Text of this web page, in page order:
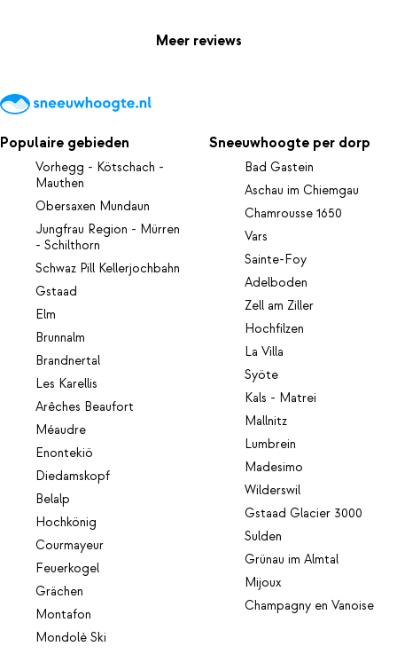
Meer reviews
Populaire gebieden
Vorhegg - Kötschach -
Mauthen
Obersaxen Mundaun
Jungfrau Region - Mürren
- Schilthorn
Schwaz Pill Kellerjochbahn
Gstaad
Elm
Brunnalm
Brandnertal
Les Karellis
Arêches Beaufort
Méaudre
Enontekiö
Diedamskopf
Belalp
Hochkönig
Courmayeur
Feuerkogel
Grächen
Montafon
Mondolè Ski
Sneeuwhoogte per dorp
Bad Gastein
Aschau im Chiemgau
Chamrousse 1650
Vars
Sainte-Foy
Adelboden
Zell am Ziller
Hochfilzen
La Villa
Syöte
Kals - Matrei
Mallnitz
Lumbrein
Madesimo
Wilderswil
Gstaad Glacier 3000
Sulden
Grünau im Almtal
Mijoux
Champagny en Vanoise